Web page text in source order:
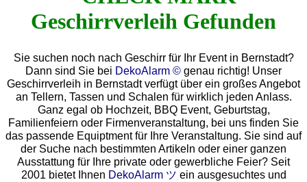
Sie suchen noch nach Geschirr für Ihr Event in Bernstadt?
Dann sind Sie bei DekoAlarm © genau richtig! Unser
Geschirrverleih in Bernstadt verfügt über ein großes Angebot
an Tellern, Tassen und Schalen für wirklich jeden Anlass.
Ganz egal ob Hochzeit, BBQ Event, Geburtstag,
Familienfeiern oder Firmenveranstaltung, bei uns finden Sie
das passende Equiptment für Ihre Veranstaltung. Sie sind auf
der Suche nach bestimmten Artikeln oder einer ganzen
Ausstattung für Ihre private oder gewerbliche Feier? Seit
2001 bietet Ihnen DekoAlarm ツ ein ausgesuchtes und